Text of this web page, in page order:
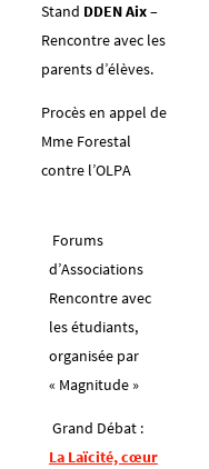
Stand DDEN Aix–
Rencontre avec les
parents d’élèves.
Procès en appel de
Mme Forestal
contre l’OLPA
Forums
d’Associations
Rencontre avec
les étudiants,
organisée par
« Magnitude »
Grand Débat :
La Laïcité, cœur